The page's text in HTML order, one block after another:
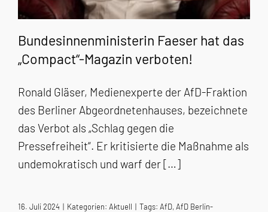
Bundesinnenministerin Faeser hat das
„Compact“-Magazin verboten!
Ronald Gläser, Medienexperte der AfD-Fraktion
des Berliner Abgeordnetenhauses, bezeichnete
das Verbot als „Schlag gegen die
Pressefreiheit“. Er kritisierte die Maßnahme als
undemokratisch und warf der […]
16. Juli 2024 | Kategorien: Aktuell | Tags: AfD,AfD Berlin-